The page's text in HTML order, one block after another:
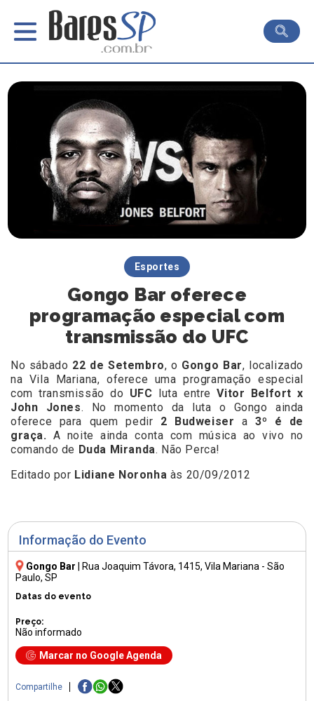
Informação do Evento
Gongo Bar Rua Joaquim Távora, 1415, Vila Mariana - São
Paulo, SP
Datas do evento
Preço:
Não informado
Marcar no Google Agenda
Compartilhe
Esportes
Gongo Bar oferece
programação especial com
transmissão do UFC
No sábado 22 de Setembro, o Gongo Bar, localizado
na Vila Mariana, oferece uma programação especial
com transmissão do UFC luta entreVitor Belfort x
John Jones. No momento da luta o Gongo ainda
oferece para quem pedir 2 Budweiser a 3º é de
graça. A noite ainda conta com música ao vivo no
comando de Duda Miranda. Não Perca!
Editado por Lidiane Noronha às 20/09/2012